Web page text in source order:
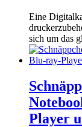
Eine
sich um das
Player